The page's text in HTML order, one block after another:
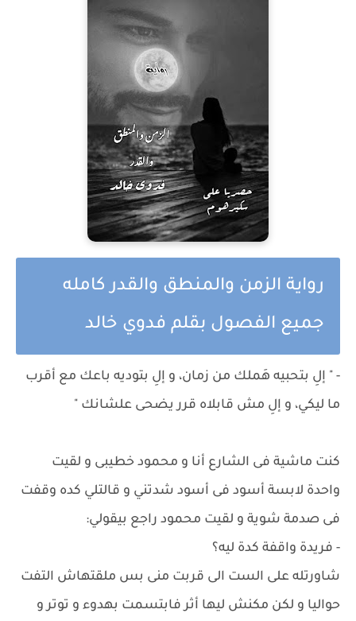
رواية الزمن والمنطق والقدر كامله
جميع الفصول بقلم فدوي خالد
- " إلِ بتحبيه هَملك من زمان، و إلِ بتوديه باعك مع أقرب
ما ليكي، و إلِ مش قابلاه قرر يضحى علشانك "
كنت ماشية فى الشارع أنا و محمود خطيبى و لقيت
واحدة لابسة أسود فى أسود شدتني و قالتلي كده وقفت
فى صدمة شوية و لقيت محمود راجع بيقولي:
- فريدة واقفة كدة ليه؟
شاورتله على الست الى قربت منى بس ملقتهاش التفت
حواليا و لكن مكنش ليها أثر فابتسمت بهدوء و توتر و